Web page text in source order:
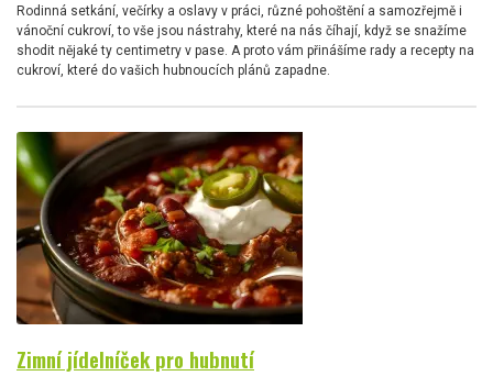
Rodinná setkání, večírky a oslavy v práci, různé pohoštění a samozřejmě i
vánoční cukroví, to vše jsou nástrahy, které na nás číhají, když se snažíme
shodit nějaké ty centimetry v pase. A proto vám přinášíme rady a recepty na
cukroví, které do vašich hubnoucích plánů zapadne.
Zimní jídelníček pro hubnutí